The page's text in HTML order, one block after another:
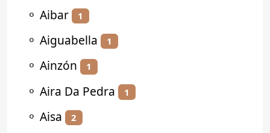
⚬ Aibar 1
⚬ Aiguabella 1
⚬ Ainzón 1
⚬ Aira Da Pedra 1
⚬ Aisa 2